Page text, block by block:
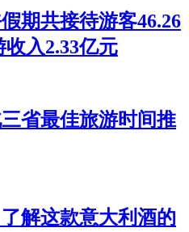
期共接待游客46.26
入2.33亿元
省最佳旅游时间推
解这款意大利酒的